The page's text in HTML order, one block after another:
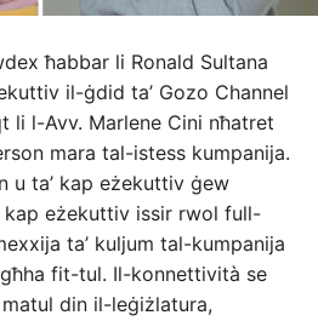
ħabbar li Ronald Sultana
il-ġdid ta’ Gozo Channel
li l-Avv. Marlene Cini nħatret
mara tal-istess kumpanija.
u ta’ kap eżekuttiv ġew
kap eżekuttiv issir rwol full-
ta’ kuljum tal-kumpanija
fit-tul. Il-konnettività se
din il-leġiżlatura,